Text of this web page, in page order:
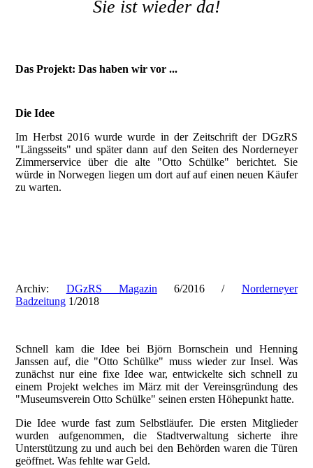
Sie ist wieder da!
Das Projekt: Das haben wir vor ...
Die Idee
Im Herbst 2016 wurde wurde in der Zeitschrift der DGzRS
"Längsseits" und später dann auf den Seiten des Norderneyer
Zimmerservice über die alte "Otto Schülke" berichtet. Sie
würde in Norwegen liegen um dort auf auf einen neuen Käufer
zu warten.
Archiv: DGzRS Magazin 6/2016 / Norderneyer
Badzeitung 1/2018
Schnell kam die Idee bei Björn Bornschein und Henning
Janssen auf, die "Otto Schülke" muss wieder zur Insel. Was
zunächst nur eine fixe Idee war, entwickelte sich schnell zu
einem Projekt welches im März mit der Vereinsgründung des
"Museumsverein Otto Schülke" seinen ersten Höhepunkt hatte.
Die Idee wurde fast zum Selbstläufer. Die ersten Mitglieder
wurden aufgenommen, die Stadtverwaltung sicherte ihre
Unterstützung zu und auch bei den Behörden waren die Türen
geöffnet. Was fehlte war Geld.